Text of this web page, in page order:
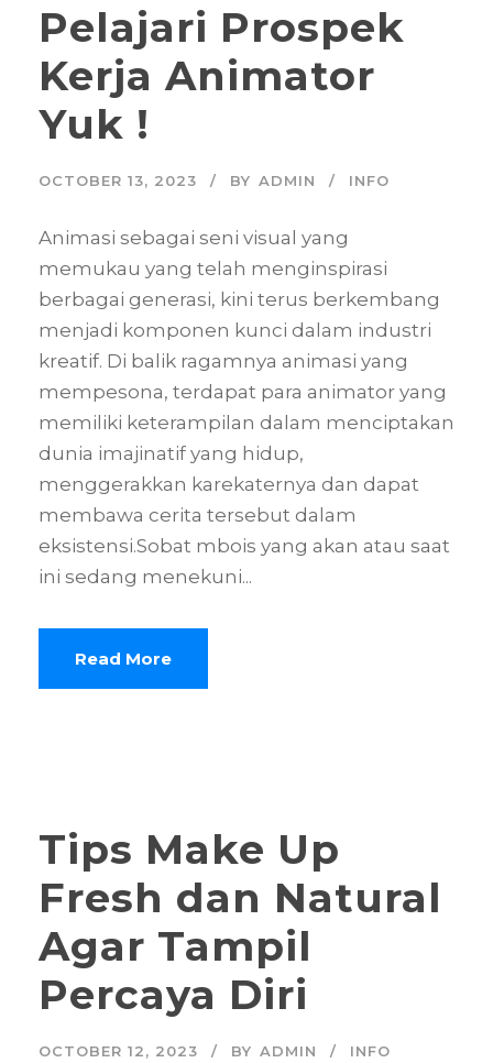
Pelajari Prospek
Kerja Animator
Yuk !
OCTOBER 13, 2023 BY ADMIN INFO
Animasi sebagai seni visual yang
memukau yang telah menginspirasi
berbagai generasi, kini terus berkembang
menjadi komponen kunci dalam industri
kreatif. Di balik ragamnya animasi yang
mempesona, terdapat para animator yang
memiliki keterampilan dalam menciptakan
dunia imajinatif yang hidup,
menggerakkan karekaternya dan dapat
membawa cerita tersebut dalam
eksistensi.Sobat mbois yang akan atau saat
ini sedang menekuni...
Read More
Tips Make Up
Fresh dan Natural
Agar Tampil
Percaya Diri
OCTOBER 12, 2023 BY ADMIN INFO